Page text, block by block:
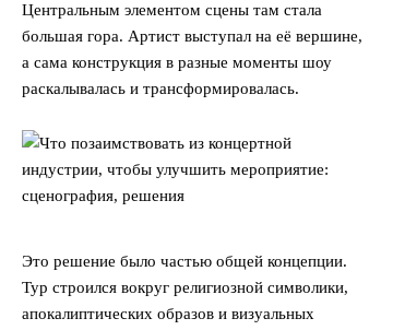
Центральным элементом сцены там стала
большая гора. Артист выступал на её вершине,
а сама конструкция в разные моменты шоу
раскалывалась и трансформировалась.
Это решение было частью общей концепции.
Тур строился вокруг религиозной символики,
апокалиптических образов и визуальных